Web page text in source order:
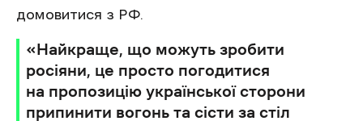
домовитися з РФ.
«Найкраще, що можуть зробити
росіяни, це просто погодитися
на пропозицію української сторони
припинити вогонь та сісти за стіл